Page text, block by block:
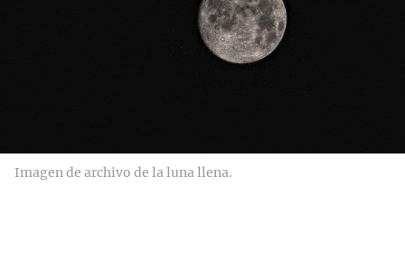
Imagen de archivo de la luna llena.